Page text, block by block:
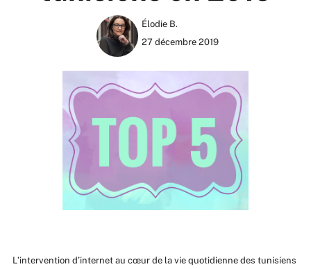
Élodie B.
27 décembre 2019
L’intervention d’internet au cœur de la vie quotidienne des tunisiens